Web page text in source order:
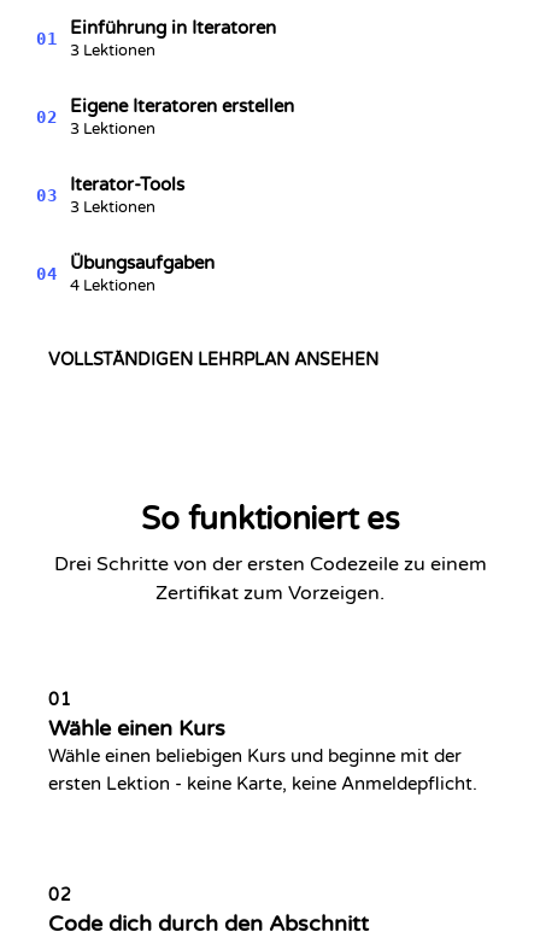
01
Einführung in Iteratoren
3 Lektionen
02
Eigene Iteratoren erstellen
3 Lektionen
03
Iterator-Tools
3 Lektionen
04
Übungsaufgaben
4 Lektionen
VOLLSTÄNDIGEN LEHRPLAN ANSEHEN
So funktioniert es
Drei Schritte von der ersten Codezeile zu einem
Zertifikat zum Vorzeigen.
01
Wähle einen Kurs
Wähle einen beliebigen Kurs und beginne mit der
ersten Lektion - keine Karte, keine Anmeldepflicht.
02
Code dich durch den Abschnitt